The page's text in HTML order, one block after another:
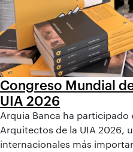
Congreso Mundial
UIA 2026
Arquia Banca ha
Arquitectos de la UIA 2026,
internacionales más